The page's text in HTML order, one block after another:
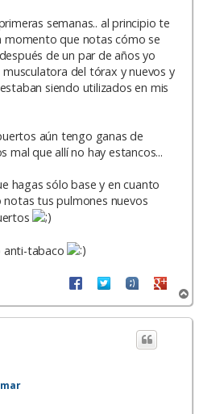
semanas.. al principio te
momento que notas cómo se
de un par de años yo
del tórax y nuevos y
siendo utilizados en mis
aún tengo ganas de
mal que allí no hay estancos...
hagas sólo base y en cuanto
tus pulmones nuevos
anti-tabaco
r
r